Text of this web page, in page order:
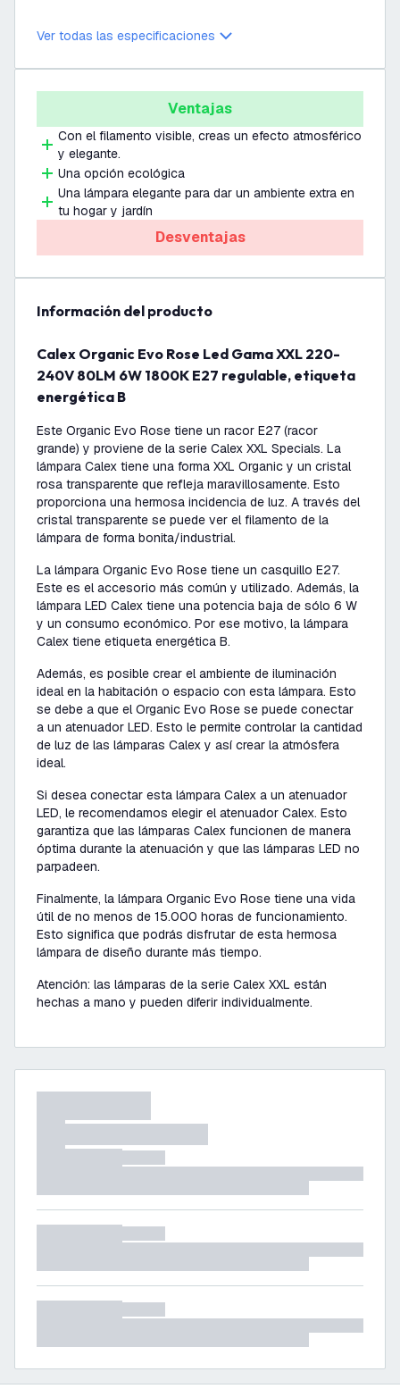
Ver todas las especificaciones
Ventajas
Con el filamento visible, creas un efecto atmosférico
y elegante.
Una opción ecológica
Una lámpara elegante para dar un ambiente extra en
tu hogar y jardín
Desventajas
información del producto
Calex Organic Evo Rose Led Gama XXL 220-
240V 80LM 6W 1800K E27 regulable, etiqueta
energética B
Este Organic Evo Rose tiene un racor E27 (racor
grande) y proviene de la serie Calex XXL Specials. La
lámpara Calex tiene una forma XXL Organic y un cristal
rosa transparente que refleja maravillosamente. Esto
proporciona una hermosa incidencia de luz. A través del
cristal transparente se puede ver el filamento de la
lámpara de forma bonita/industrial.
La lámpara Organic Evo Rose tiene un casquillo E27.
Este es el accesorio más común y utilizado. Además, la
lámpara LED Calex tiene una potencia baja de sólo 6 W
y un consumo económico. Por ese motivo, la lámpara
Calex tiene etiqueta energética B.
Además, es posible crear el ambiente de iluminación
ideal en la habitación o espacio con esta lámpara. Esto
se debe a que el Organic Evo Rose se puede conectar
a un atenuador LED. Esto le permite controlar la cantidad
de luz de las lámparas Calex y así crear la atmósfera
ideal.
Si desea conectar esta lámpara Calex a un atenuador
LED, le recomendamos elegir el atenuador Calex. Esto
garantiza que las lámparas Calex funcionen de manera
óptima durante la atenuación y que las lámparas LED no
parpadeen.
Finalmente, la lámpara Organic Evo Rose tiene una vida
útil de no menos de 15.000 horas de funcionamiento.
Esto significa que podrás disfrutar de esta hermosa
lámpara de diseño durante más tiempo.
Atención: las lámparas de la serie Calex XXL están
hechas a mano y pueden diferir individualmente.